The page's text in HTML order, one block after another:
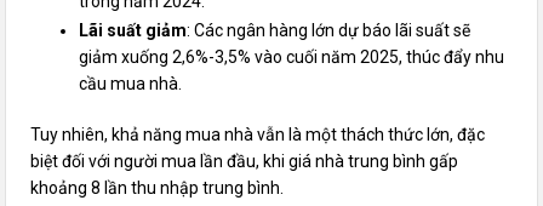
Lãi suất giảm: Các ngân hàng lớn dự báo lãi suất sẽ
giảm xuống 2,6%-3,5% vào cuối năm 2025, thúc đẩy nhu
cầu mua nhà.
Tuy nhiên, khả năng mua nhà vẫn là một thách thức lớn, đặc
biệt đối với người mua lần đầu, khi giá nhà trung bình gấp
khoảng 8 lần thu nhập trung bình.